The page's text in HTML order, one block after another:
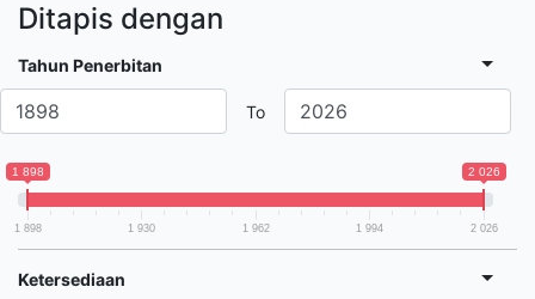
Ditapis dengan
Tahun Penerbitan
To
1 898 2 026
1 898 1 930 1 962 1 994 2 026
Ketersediaan